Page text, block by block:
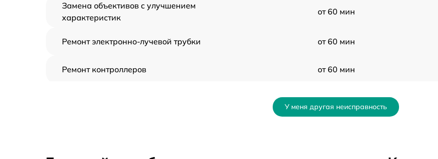
Замена объективов с улучшением
характеристик
от 60 мин
Ремонт электронно-лучевой трубки от 60 мин
Ремонт контроллеров от 60 мин
от 60 мин
У меня другая неисправность